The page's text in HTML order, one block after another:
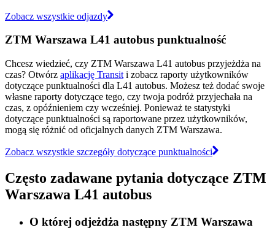
Zobacz wszystkie odjazdy
ZTM Warszawa L41 autobus punktualność
Chcesz wiedzieć, czy ZTM Warszawa L41 autobus przyjeżdża na
czas? Otwórz aplikację Transit i zobacz raporty użytkowników
dotyczące punktualności dla L41 autobus. Możesz też dodać swoje
własne raporty dotyczące tego, czy twoja podróż przyjechała na
czas, z opóźnieniem czy wcześniej. Ponieważ te statystyki
dotyczące punktualności są raportowane przez użytkowników,
mogą się różnić od oficjalnych danych ZTM Warszawa.
Zobacz wszystkie szczegóły dotyczące punktualności
Często zadawane pytania dotyczące ZTM
Warszawa L41 autobus
O której odjeżdża następny ZTM Warszawa